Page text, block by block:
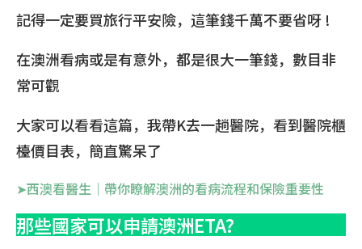
記得一定要買旅行平安險，這筆錢千萬不要省呀 !
在澳洲看病或是有意外，都是很大一筆錢，數目非
常可觀
大家可以看看這篇，我帶K去一趟醫院，看到醫院櫃
檯價目表，簡直驚呆了
➤西澳看醫生｜帶你瞭解澳洲的看病流程和保險重要性
那些國家可以申請澳洲ETA?